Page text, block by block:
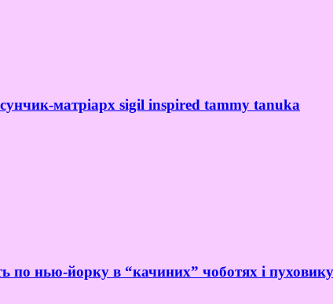
матріарх sigil inspired tammy tanuka
по нью-йорку в “качиних” чоботях і